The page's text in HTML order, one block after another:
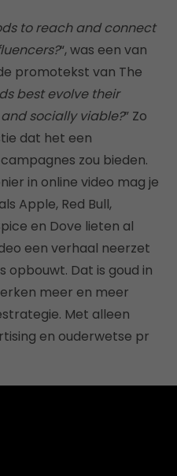
to reach and connect
“, was een van
promotekst van The
best evolve their
socially viable?” Zo
dat het een
zou bieden.
in online video mag je
Apple, Red Bull,
en Dove lieten al
een verhaal neerzet
opbouwt. Dat is goud in
meer en meer
Met alleen
en ouderwetse pr